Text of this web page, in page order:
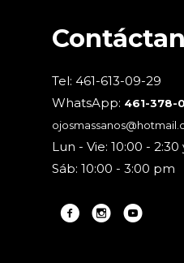
Tel: 461-613-09-29
WhatsApp: 461-378-
Lun - Vie: 10:00 -
Sáb: 10:00 - 3:00 pm